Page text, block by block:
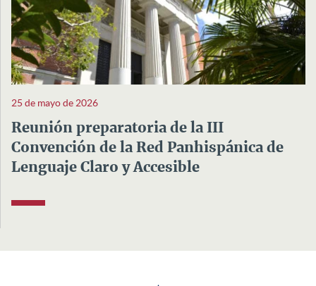
25 de mayo de 2026
Reunión preparatoria de la III
Convención de la Red Panhispánica de
Lenguaje Claro y Accesible